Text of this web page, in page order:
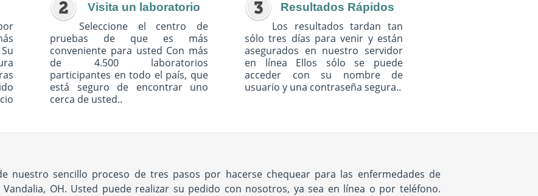
Visita un laboratorio
Seleccione el centro de
pruebas de que es más
conveniente para usted Con más
de 4.500 laboratorios
participantes en todo el país, que
está seguro de encontrar uno
cerca de usted..
Resultados Rápidos
Los resultados tardan tan
sólo tres días para venir y están
asegurados en nuestro servidor
en línea Ellos sólo se puede
acceder con su nombre de
usuario y una contraseña segura..
nuestro sencillo proceso de tres pasos por hacerse chequear para las enfermedades de
OH. Usted puede realizar su pedido con nosotros, ya sea en línea o por teléfono.